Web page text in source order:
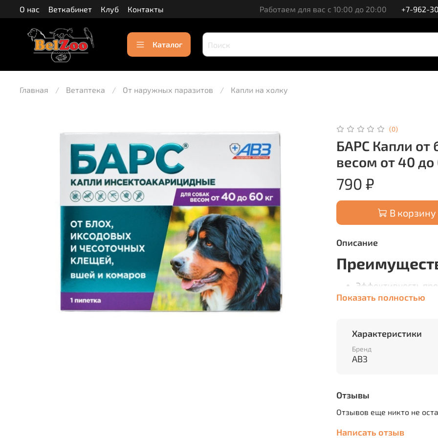
О нас Веткабинет Клуб Контакты Работаем для вас с 10:00 до 20:00 +7-962-
Каталог
Главная Ветаптека От наружных паразитов Капли на холку
(0)
БАРС Капли от
весом от 40 до
790 ₽
В корзину
Описание
Эффективность
распространённых
повторного
менее 4 недель;
Репеллентное
Работает до укуса.
Состав и
свойства.
Показать полностью
Характеристики
Бренд
АВЗ
Отзывы
Отзывов еще никто не
Написать отзыв